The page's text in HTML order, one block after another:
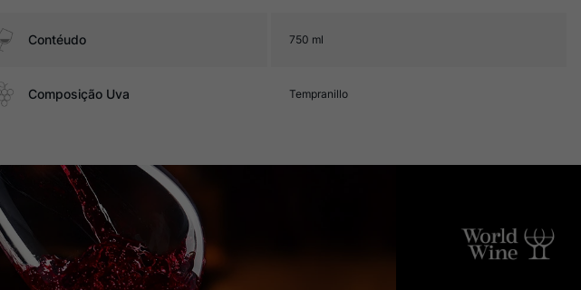
Contéudo 750 ml
Composição Uva Tempranillo